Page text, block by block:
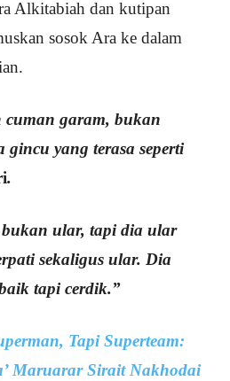
Alkitabiah dan kutipan
sosok Ara ke dalam
garam, bukan
yang terasa seperti
.
ular, tapi dia ular
sekaligus ular. Dia
tapi cerdik.”
Tapi Superteam:
Maruarar Sirait Nakhodai